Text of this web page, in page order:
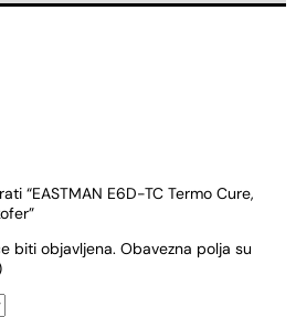
“EASTMAN E6D-TC Termo Cure,
biti objavljena. Obavezna polja su